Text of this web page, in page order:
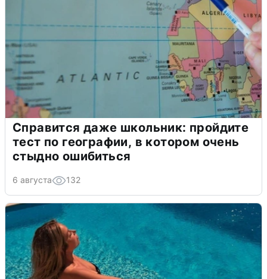
Справится даже школьник: пройдите
тест по географии, в котором очень
стыдно ошибиться
6 августа 132